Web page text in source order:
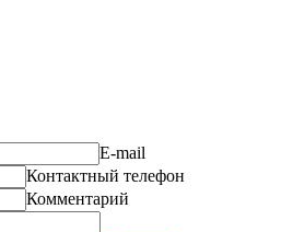
E-mail
Контактный телефон
Комментарий